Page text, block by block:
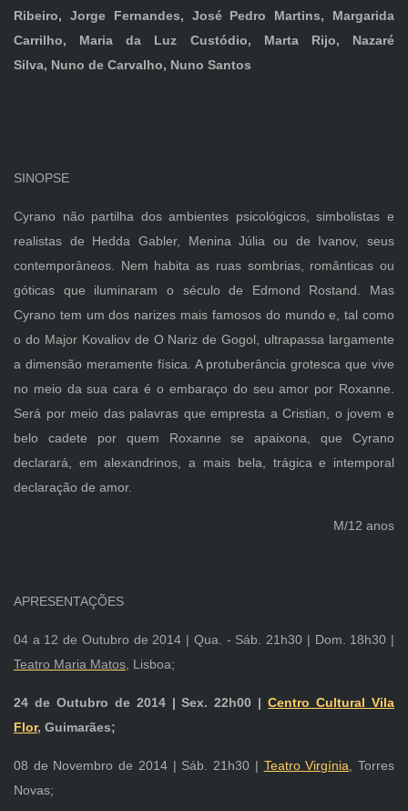
Ribeiro, Jorge Fernandes, José Pedro Martins, Margarida
Carrilho, Maria da Luz Custódio, Marta Rijo, Nazaré
Silva, Nuno de Carvalho, Nuno Santos
SINOPSE
Cyrano não partilha dos ambientes psicológicos, simbolistas e
realistas de Hedda Gabler, Menina Júlia ou de Ivanov, seus
contemporâneos. Nem habita as ruas sombrias, românticas ou
góticas que iluminaram o século de Edmond Rostand. Mas
Cyrano tem um dos narizes mais famosos do mundo e, tal como
o do Major Kovaliov de O Nariz de Gogol, ultrapassa largamente
a dimensão meramente física. A protuberância grotesca que vive
no meio da sua cara é o embaraço do seu amor por Roxanne.
Será por meio das palavras que empresta a Cristian, o jovem e
belo cadete por quem Roxanne se apaixona, que Cyrano
declarará, em alexandrinos, a mais bela, trágica e intemporal
declaração de amor.
M/12 anos
APRESENTAÇÕES
04 a 12 de Outubro de 2014 | Qua. - Sáb. 21h30 | Dom. 18h30 |
Teatro Maria Matos, Lisboa;
24 de Outubro de 2014 | Sex. 22h00 |Centro Cultural Vila
Flor, Guimarães;
08 de Novembro de 2014 | Sáb. 21h30 | Teatro Virgínia, Torres
Novas;